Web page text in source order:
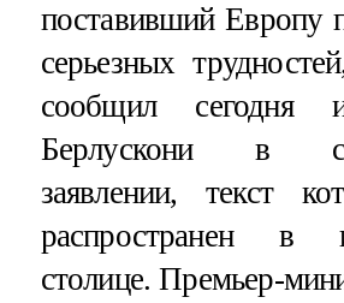
поставивший Европу
серьезных
сообщил сегодня
Берлускони в
заявлении, текст
распространен в
столице. Премьер-